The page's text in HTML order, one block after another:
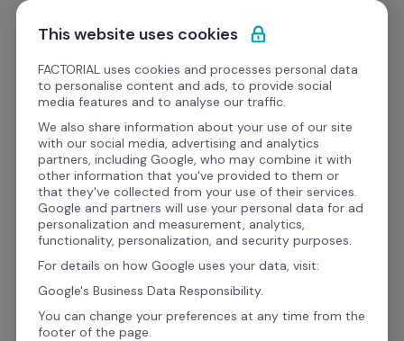
Pular para o conteúdo
Experimente Grátis
Cases de Sucesso
Case de sucesso: do caos
das planilhas ao RH 100%
estratégico.
Veja como a Mestiça digitalizou o RH com a
Factorial, eliminou processos manuais e
transformou a gestão de talentos.
This website uses cookies
FACTORIAL uses cookies and processes personal data
to personalise content and ads, to provide social
media features and to analyse our traffic.
We also share information about your use of our site
with our social media, advertising and analytics
partners, including Google, who may combine it with
other information that you've provided to them or
that they've collected from your use of their services.
Google and partners will use your personal data for ad
personalization and measurement, analytics,
functionality, personalization, and security purposes.
For details on how Google uses your data, visit:
Google's Business Data Responsibility.
You can change your preferences at any time from the
footer of the page.